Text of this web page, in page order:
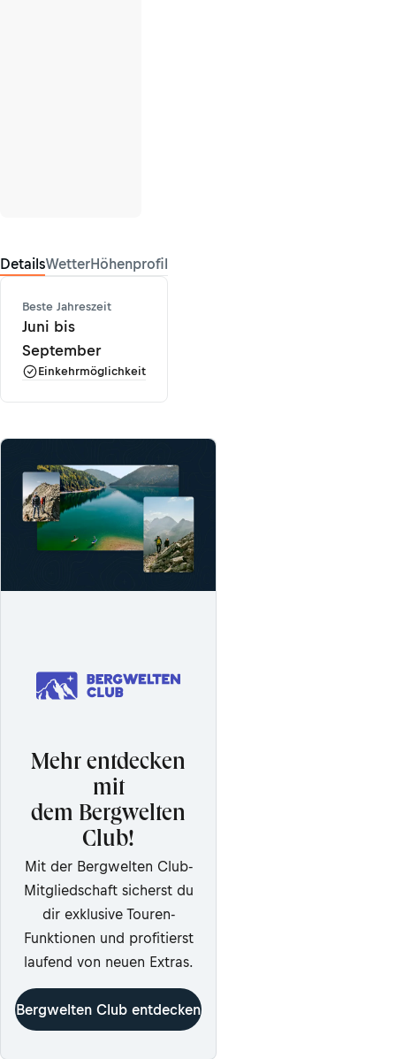
DetailsWetterHöhenprofil
Beste Jahreszeit
Juni bis
September
Einkehrmöglichkeit
Mehr entdecken
mit
dem Bergwelten
Club!
Mit der Bergwelten Club-
Mitgliedschaft sicherst du
dir exklusive Touren-
Funktionen und profitierst
laufend von neuen Extras.
Bergwelten Club entdecken